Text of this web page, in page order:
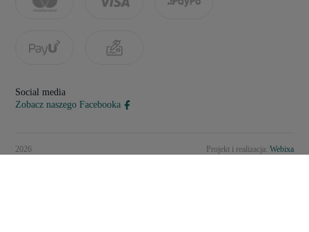
Social media
Zobacz naszego Facebooka
2026 Projekt i realizacja: Webixa